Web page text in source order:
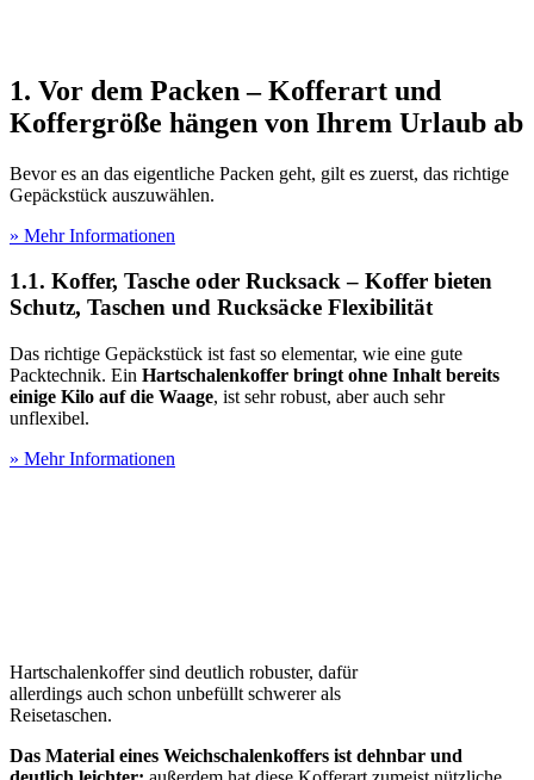
1. Vor dem Packen – Kofferart und
Koffergröße hängen von Ihrem Urlaub ab
Bevor es an das eigentliche Packen geht, gilt es zuerst, das richtige
Gepäckstück auszuwählen.
» Mehr Informationen
1.1. Koffer, Tasche oder Rucksack – Koffer bieten
Schutz, Taschen und Rucksäcke Flexibilität
Das richtige Gepäckstück ist fast so elementar, wie eine gute
Packtechnik. Ein Hartschalenkoffer bringt ohne Inhalt bereits
einige Kilo auf die Waage, ist sehr robust, aber auch sehr
unflexibel.
» Mehr Informationen
Hartschalenkoffer sind deutlich robuster, dafür
allerdings auch schon unbefüllt schwerer als
Reisetaschen.
Das Material eines Weichschalenkoffers ist dehnbar und